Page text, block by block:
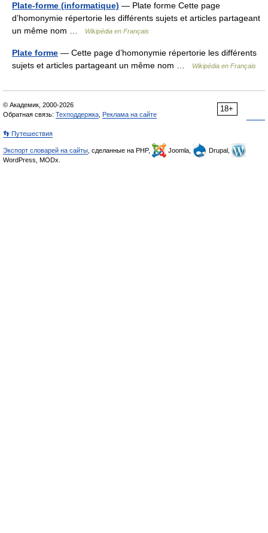
Plate-forme (informatique) — Plate forme Cette page
d’homonymie répertorie les différents sujets et articles partageant
un même nom …
Wikipédia en Français
Plate forme — Cette page d’homonymie répertorie les différents
sujets et articles partageant un même nom …
Wikipédia en Français
18+
© Академик, 2000-2026
Обратная связь: Техподдержка Реклама на сайте
👣 Путешествия
Экспорт словарей на сайты , сделанные на PHP, Joomla,
Drupal,
WordPress, MODx.